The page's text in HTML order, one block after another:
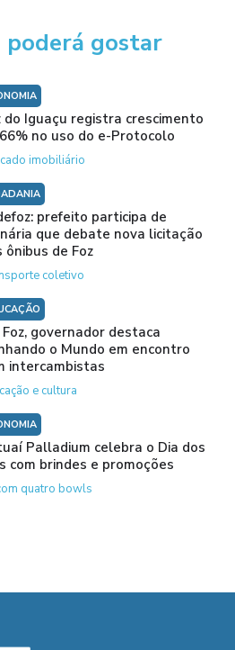
poderá gostar
do Iguaçu registra crescimento
no uso do e-Protocolo
imobiliário
prefeito participa de
que debate nova licitação
ônibus de Foz
coletivo
Foz, governador destaca
o Mundo em encontro
intercambistas
e cultura
Palladium celebra o Dia dos
com brindes e promoções
quatro bowls